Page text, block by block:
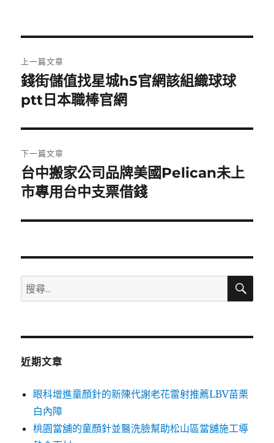
章
導
覽
上一篇文章
上
一
文
章:
錢街儲值找星城h5官網該組織球球
ptt日本職棒官網
下一篇文章
下
一
文
台中搬家公司品牌美國Pelican未上
市專用台中支票借錢
搜
尋
鍵
搜
近期文章
眼科增進童顏針的新陳代謝老花雷射推薦LBV苗栗
白內障
桃園當舖的童顏針並醫洗臉幫助松山區當舖施工導